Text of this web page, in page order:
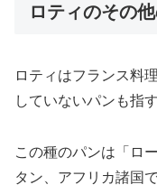
ロティのその
ロティはフランス料
していないパンも指
この種のパンは「ロ
タン、アフリカ諸国